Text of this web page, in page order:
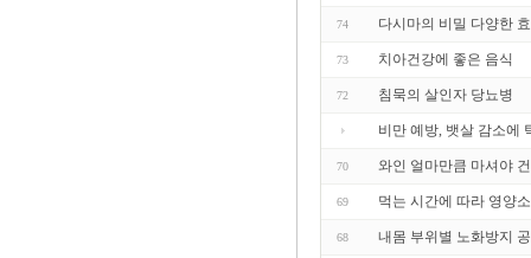
74 다시마의 비밀 다양한
73 치아건강에 좋은 음식
72 침묵의 살인자 당뇨병
비만 예방, 뱃살 감소에
70 와인 얼마만큼 마셔야
69 먹는 시간에 따라 영양
68 내몸 부위별 노화방지